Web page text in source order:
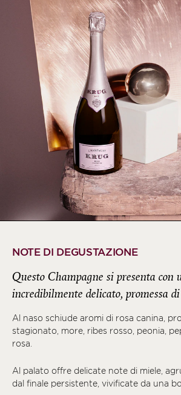
NOTE DI DEGUSTAZIONE
Questo Champagne si presenta con
incredibilmente delicato, promessa
Al naso schiude aromi di rosa canina,
stagionato, more, ribes rosso, peonia,
rosa.
Al palato offre delicate note di miele,
dal finale persistente, vivificate da una